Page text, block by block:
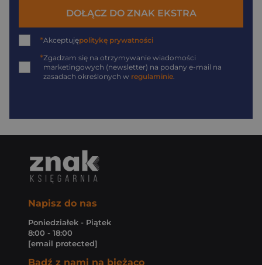
DOŁĄCZ DO ZNAK EKSTRA
*Akceptujępolitykę prywatności
*Zgadzam się na otrzymywanie wiadomości
marketingowych (newsletter) na podany e-mail na
zasadach określonych w regulaminie.
Napisz do nas
Poniedziałek - Piątek
8:00 - 18:00
[email protected]
Bądź z nami na bieżąco